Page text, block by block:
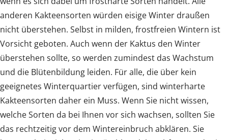
anderen Kakteensorten würden eisige Winter draußen
nicht überstehen. Selbst in milden, frostfreien Wintern ist
Vorsicht geboten. Auch wenn der Kaktus den Winter
überstehen sollte, so werden zumindest das Wachstum
und die Blütenbildung leiden. Für alle, die über kein
geeignetes Winterquartier verfügen, sind winterharte
Kakteensorten daher ein Muss. Wenn Sie nicht wissen,
welche Sorten da bei Ihnen vor sich wachsen, sollten Sie
das rechtzeitig vor dem Wintereinbruch abklären. Sie